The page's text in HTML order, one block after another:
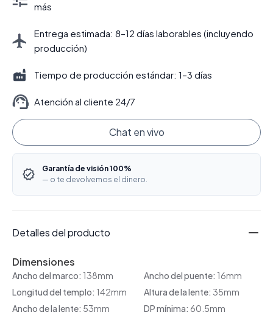
más
Entrega estimada: 8–12 días laborables (incluyendo
producción)
Tiempo de producción estándar: 1–3 días
Atención al cliente 24/7
Chat en vivo
Garantía de visión 100%
— o te devolvemos el dinero.
Detalles del producto
Dimensiones
Ancho del marco: 138mm Ancho del puente: 16mm
Longitud del templo: 142mm Altura de la lente: 35mm
Ancho de la lente: 53mm DP mínima: 60.5mm